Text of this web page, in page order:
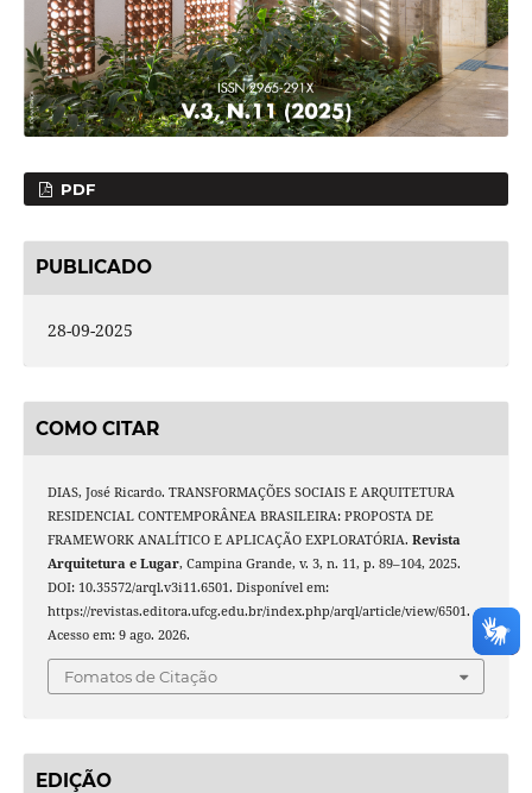
PDF
PUBLICADO
28-09-2025
COMO CITAR
DIAS, José Ricardo. TRANSFORMAÇÕES SOCIAIS E ARQUITETURA
RESIDENCIAL CONTEMPORÂNEA BRASILEIRA: PROPOSTA DE
FRAMEWORK ANALÍTICO E APLICAÇÃO EXPLORATÓRIA. Revista
Arquitetura e Lugar, Campina Grande, v. 3, n. 11, p. 89–104, 2025.
DOI: 10.35572/arql.v3i11.6501. Disponível em:
https://revistas.editora.ufcg.edu.br/index.php/arql/article/view/6501.
Acesso em: 9 ago. 2026.
Fomatos de Citação
EDIÇÃO